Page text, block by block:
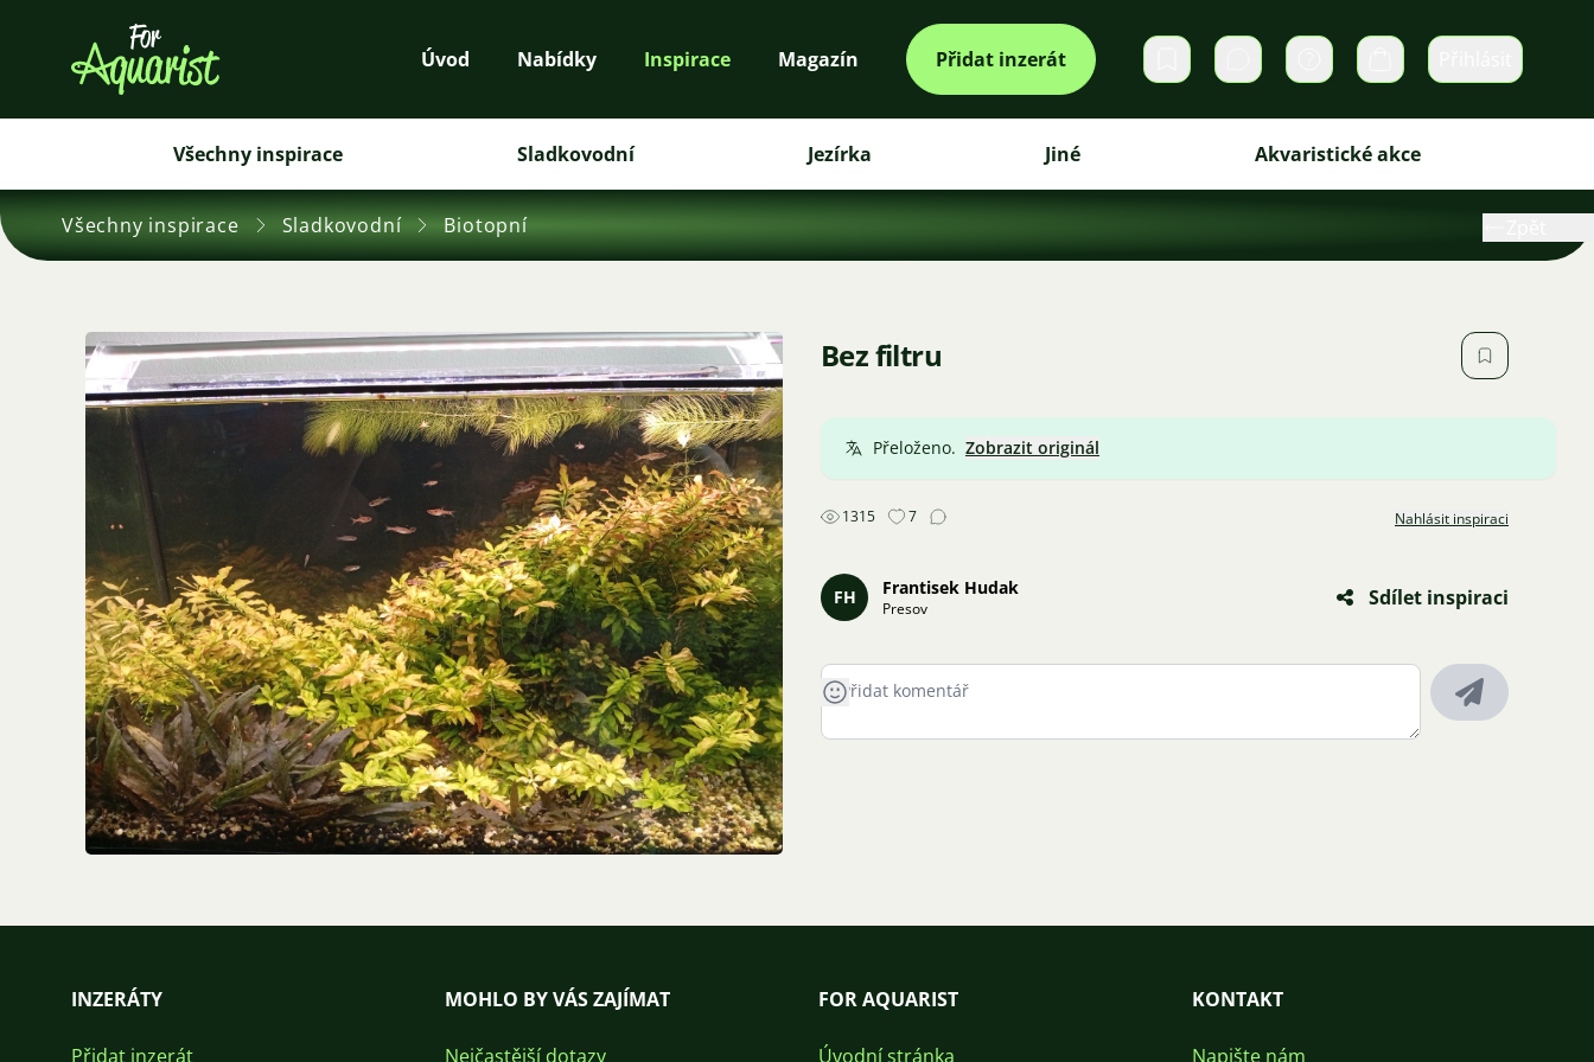
Úvod Nabídky Inspirace Magazín Přidat inzerát Soukromé zprávy Košík
Všechny inspirace Sladkovodní Jezírka Jiné Akvaristické akce
Všechny inspirace Sladkovodní Biotopní
Bez filtru
Přeloženo. Zobrazit originál
1315 7 Nahlásit inspiraci
FH Frantisek Hudak
Presov Sdílet inspiraci
INZERÁTY
Přidat inzerát
MOHLO BY VÁS ZAJÍMAT
Nejčastější dotazy
FOR AQUARIST
Úvodní stránka
KONTAKT
Napište nám